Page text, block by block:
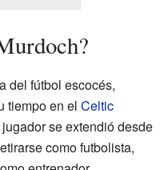
del fútbol escocés,
tiempo en el Celtic
se extendió desde
como futbolista,